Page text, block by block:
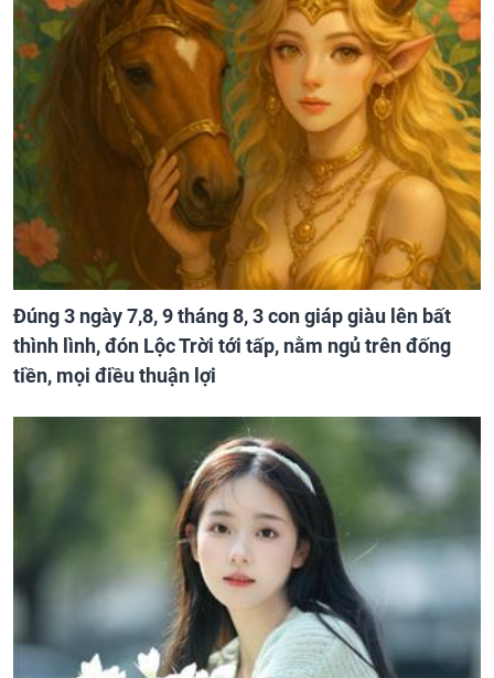
Đúng 3 ngày 7,8, 9 tháng 8, 3 con giáp giàu lên bất
thình lình, đón Lộc Trời tới tấp, nằm ngủ trên đống
tiền, mọi điều thuận lợi